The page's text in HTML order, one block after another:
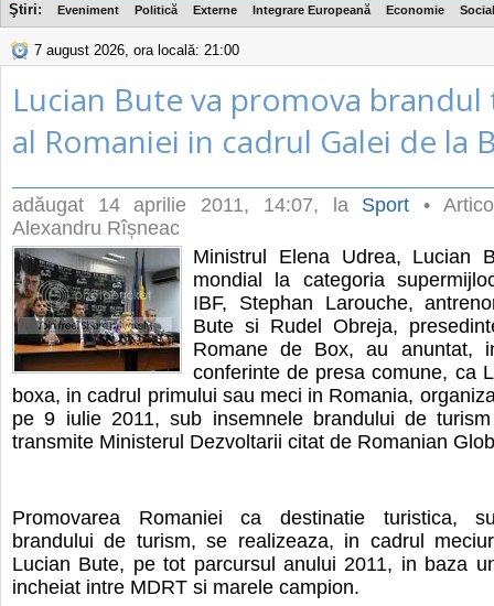
Ştiri: Eveniment Politică Externe Integrare Europeană Economie Social
7 august 2026, ora locală: 21:00
Lucian Bute va promova
al Romaniei in cadrul Galei de la
adăugat 14 aprilie 2011, 14:07, la Sport •
Alexandru Rîșneac
Ministrul Elena Udrea, Lucian
mondial la categoria
IBF, Stephan Larouche,
Bute si Rudel Obreja,
Romane de Box, au anuntat,
conferinte de presa comune, ca
boxa, in cadrul primului sau meci in Romania,
pe 9 iulie 2011, sub insemnele brandului de
transmite Ministerul Dezvoltarii citat de Romanian
Promovarea Romaniei ca destinatie turistica,
brandului de turism, se realizeaza, in cadrul
Lucian Bute, pe tot parcursul anului 2011, in baza
incheiat intre MDRT si marele campion.